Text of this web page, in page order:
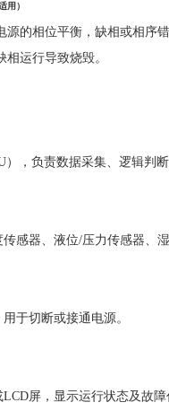
用）
源的相位平衡，缺相或相序
相运行导致烧毁。
），负责数据采集、逻辑判断
感器、液位/压力传感器、
于切断或接通电源。
LCD屏，显示运行状态及故